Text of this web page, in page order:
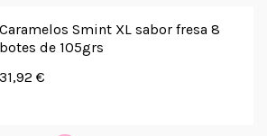
Caramelos Smint XL sabor fresa 8
botes de 105grs
31,92 €